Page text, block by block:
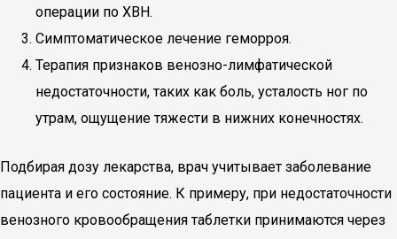
операции по ХВН.
Симптоматическое лечение геморроя.
Терапия признаков венозно-лимфатической
недостаточности, таких как боль, усталость ног по
утрам, ощущение тяжести в нижних конечностях.
Подбирая дозу лекарства, врач учитывает заболевание
пациента и его состояние. К примеру, при недостаточности
венозного кровообращения таблетки принимаются через